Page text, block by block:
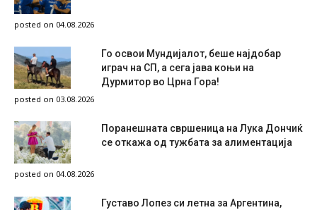
posted on 04.08.2026
Го освои Мундијалот, беше најдобар
играч на СП, а сега јава коњи на
Дурмитор во Црна Гора!
posted on 03.08.2026
Поранешната свршеница на Лука Дончиќ
се откажа од тужбата за алиментација
posted on 04.08.2026
Густаво Лопез си летна за Аргентина,